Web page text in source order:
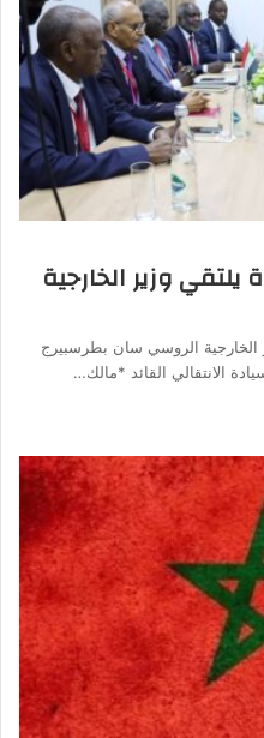
وزير الخارجية
الروسي سان بطرسبيرج